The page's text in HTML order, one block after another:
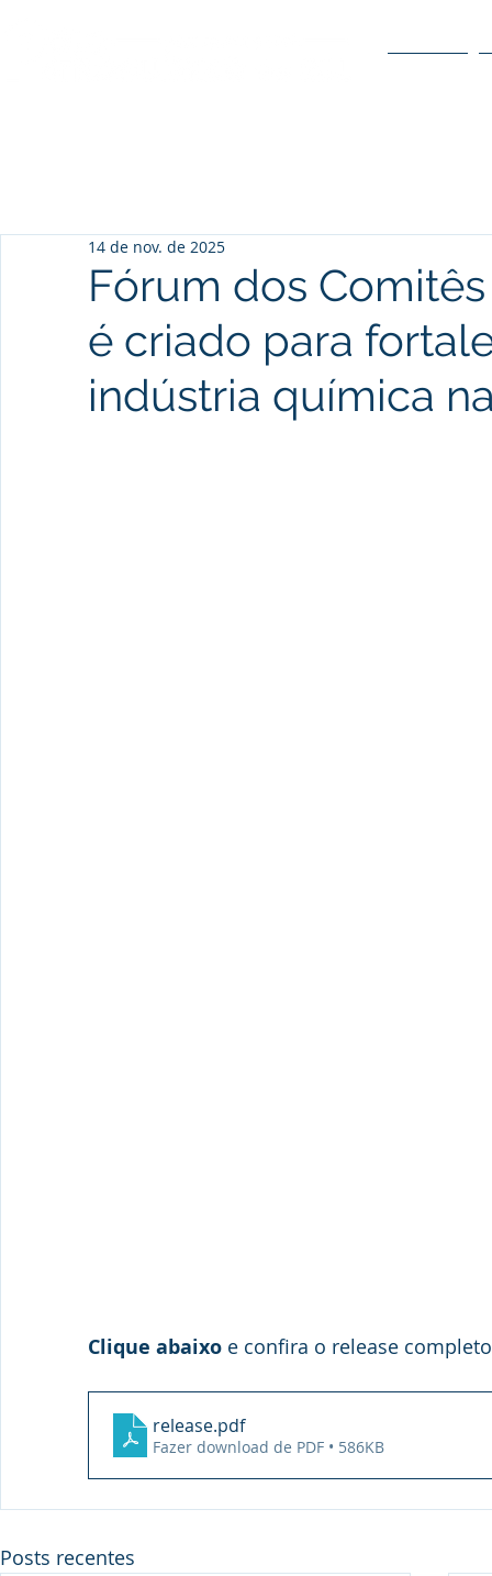
Fórum dos
é criado para
indústria química
14 de nov. de 2025
Clique abaixo e confira o release
release.pdf
Fazer download de PDF • 586KB
Posts recentes